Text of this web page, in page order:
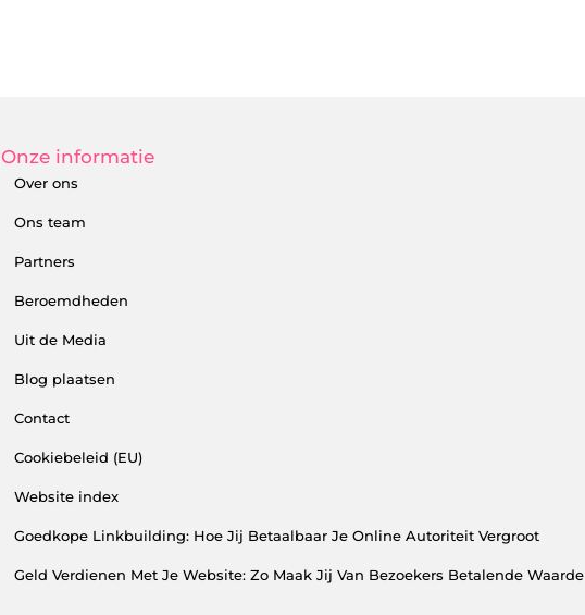
Onze informatie
Over ons
Ons team
Partners
Beroemdheden
Uit de Media
Blog plaatsen
Contact
Cookiebeleid (EU)
Website index
Goedkope Linkbuilding: Hoe Jij Betaalbaar Je Online Autoriteit Vergroot
Geld Verdienen Met Je Website: Zo Maak Jij Van Bezoekers Betalende Waarde